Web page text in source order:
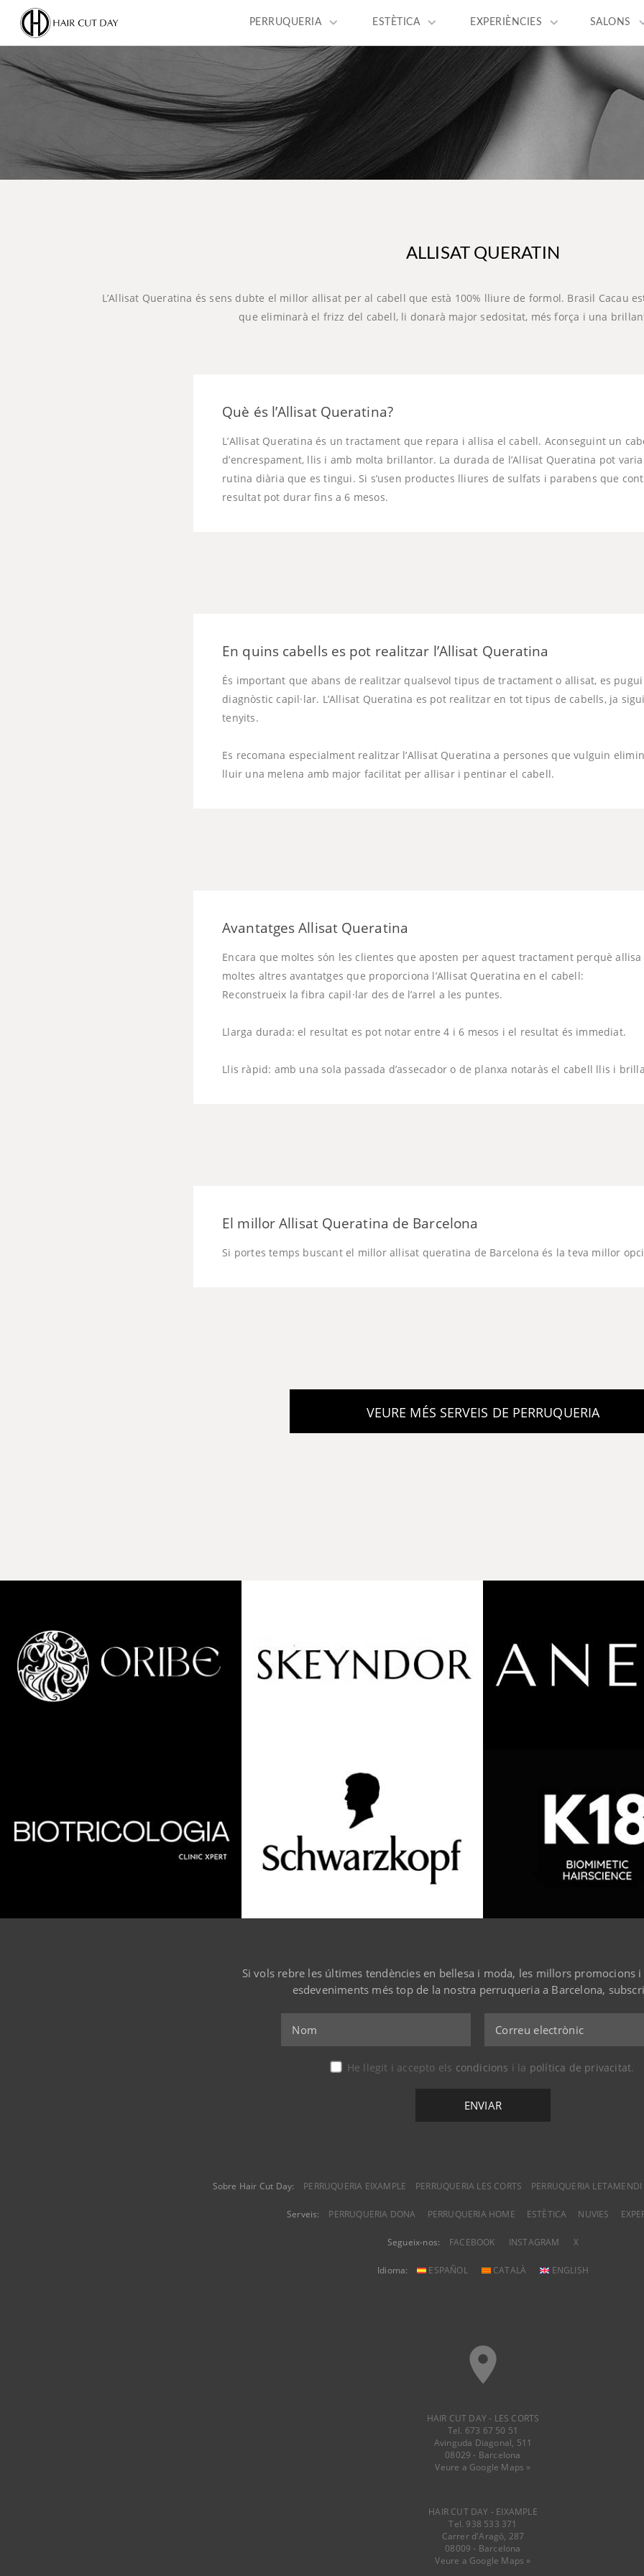
PERRUQUERIA keyboard_arrow_down ESTÈTICA keyboard_arrow_down EXPERIÈNCIES keyboard_arrow_down SALONS
ALLISAT QUERATIN
L’Allisat Queratina és sens dubte el millor allisat per al cabell que està 100% lliure de formol. Brasil Cacau
que eliminarà el frizz del cabell, li donarà major sedositat, més força i una
Què és l’Allisat Queratina?
L’Allisat Queratina és un tractament que repara i allisa el cabell. Aconseguint un
d’encrespament, llis i amb molta brillantor. La durada de l’Allisat Queratina pot
rutina diària que es tingui. Si s’usen productes lliures de sulfats i parabens que
resultat pot durar fins a 6 mesos.
En quins cabells es pot realitzar l’Allisat Queratina
És important que abans de realitzar qualsevol tipus de tractament o allisat, es
diagnòstic capil·lar. L’Allisat Queratina es pot realitzar en tot tipus de cabells, ja
tenyits.
Es recomana especialment realitzar l’Allisat Queratina a persones que vulguin
lluir una melena amb major facilitat per allisar i pentinar el cabell.
Avantatges Allisat Queratina
Encara que moltes són les clientes que aposten per aquest tractament perquè
moltes altres avantatges que proporciona l’Allisat Queratina en el cabell:
Reconstrueix la fibra capil·lar des de l’arrel a les puntes.
Llarga durada: el resultat es pot notar entre 4 i 6 mesos i el resultat és immediat.
Llis ràpid: amb una sola passada d’assecador o de planxa notaràs el cabell llis i
El millor Allisat Queratina de Barcelona
Si portes temps buscant el millor allisat queratina de Barcelona és la teva millor
Si vols rebre les últimes tendències en bellesa i moda, les millors promocions
esdeveniments més top de la nostra perruqueria a Barcelona,
He llegit i accepto els condicions i la política de privacitat.
Sobre Hair Cut Day: PERRUQUERIA EIXAMPLE PERRUQUERIA LES CORTS PERRUQUERIA LETAMENDI
Serveis: PERRUQUERIA DONA PERRUQUERIA HOME ESTÈTICA NUVIES
Segueix-nos: FACEBOOK INSTAGRAM X
Idioma: ESPAÑOL CATALÀ ENGLISH
place
HAIR CUT DAY - LES CORTS
Tel. 673 67 50 51
Avinguda Diagonal, 511
08029 - Barcelona
Veure a Google Maps »
HAIR CUT DAY - EIXAMPLE
Tel. 938 533 371
Carrer d'Aragó, 287
08009 - Barcelona
Veure a Google Maps »